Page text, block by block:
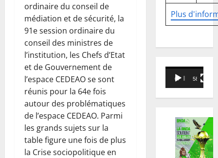
ordinaire du conseil de
médiation et de sécurité, la
91e session ordinaire du
conseil des ministres de
l’institution, les Chefs d’Etat
et de Gouvernement de
l’espace CEDEAO se sont
réunis pour la 64e fois
autour des problématiques
de l’espace CEDEAO. Parmi
les grands sujets sur la
table figure une fois de plus
la Crise sociopolitique en
Plus
Lecteur
vidéo
00:00 58:18